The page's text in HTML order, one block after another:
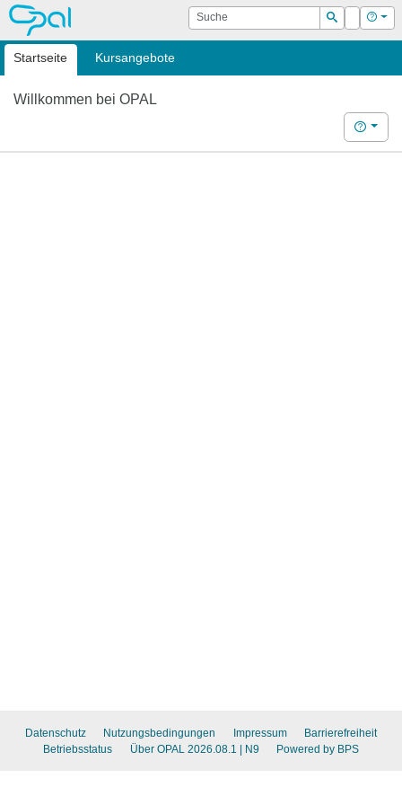
OPAL Suche
Suchen
Login Hilfe
Startseite Kursangebote
Willkommen bei OPAL
Hilfe
Datenschutz Nutzungsbedingungen Impressum
Barrierefreiheit
Betriebsstatus
Über OPAL 2026.08.1 | N9 Powered by BPS